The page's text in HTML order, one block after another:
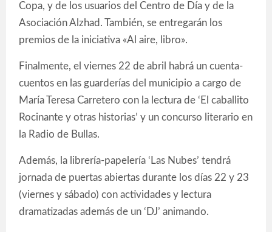
Copa, y de los usuarios del Centro de Día y de la
Asociación Alzhad. También, se entregarán los
premios de la iniciativa «Al aire, libro».
Finalmente, el viernes 22 de abril habrá un cuenta-
cuentos en las guarderías del municipio a cargo de
María Teresa Carretero con la lectura de ‘El caballito
Rocinante y otras historias’ y un concurso literario en
la Radio de Bullas.
Además, la librería-papelería ‘Las Nubes’ tendrá
jornada de puertas abiertas durante los días 22 y 23
(viernes y sábado) con actividades y lectura
dramatizadas además de un ‘DJ’ animando.